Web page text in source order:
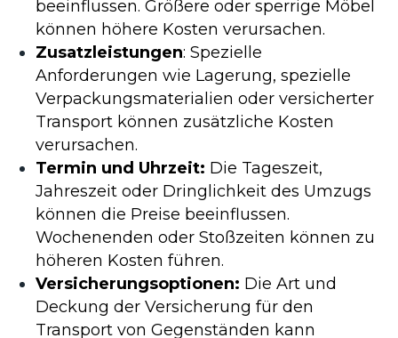
beeinflussen. Größere oder sperrige Möbel
können höhere Kosten verursachen.
Zusatzleistungen: Spezielle
Anforderungen wie Lagerung, spezielle
Verpackungsmaterialien oder versicherter
Transport können zusätzliche Kosten
verursachen.
Termin und Uhrzeit: Die Tageszeit,
Jahreszeit oder Dringlichkeit des Umzugs
können die Preise beeinflussen.
Wochenenden oder Stoßzeiten können zu
höheren Kosten führen.
Versicherungsoptionen: Die Art und
Deckung der Versicherung für den
Transport von Gegenständen kann